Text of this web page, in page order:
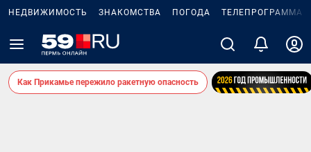
НЕДВИЖИМОСТЬ ЗНАКОМСТВА ПОГОДА ТЕЛЕПРОГРАММА
Как Прикамье пережило ракетную опасность